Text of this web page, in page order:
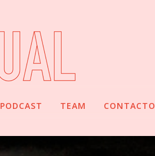
PODCAST TEAM CONTACTO